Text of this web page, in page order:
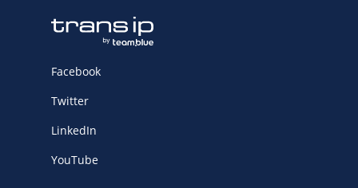
Facebook
Twitter
LinkedIn
YouTube